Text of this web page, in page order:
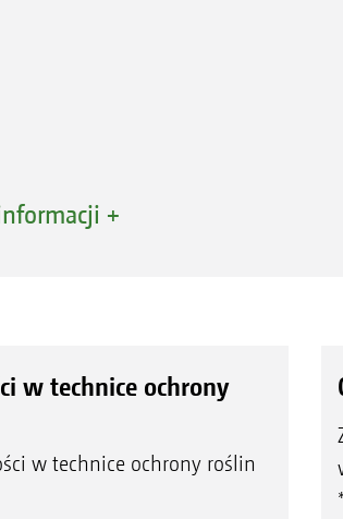
w sytuacjach
+
w technice ochrony
w technice ochrony roślin